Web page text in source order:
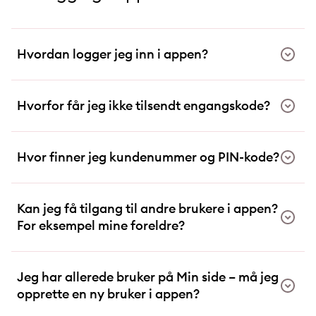
Hvordan logger jeg inn i appen?
Hvorfor får jeg ikke tilsendt engangskode?
Hvor finner jeg kundenummer og PIN-kode?
Kan jeg få tilgang til andre brukere i appen?
For eksempel mine foreldre?
Jeg har allerede bruker på Min side – må jeg
opprette en ny bruker i appen?